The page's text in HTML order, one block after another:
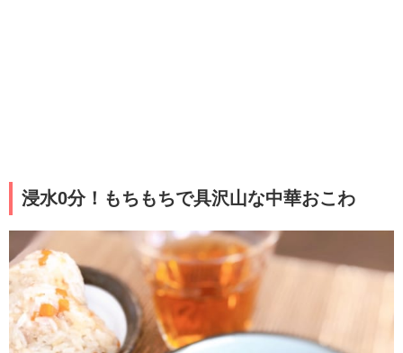
浸水0分！もちもちで具沢山な中華おこわ